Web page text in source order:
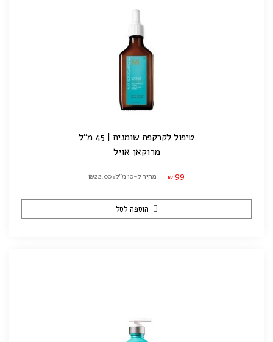
טיפול לקרקפת שומנית | 45 מ"ל
מרוקאן אויל
₪ 99 מחיר ל-10 מ"ל: ₪22.00
הוספה לסל